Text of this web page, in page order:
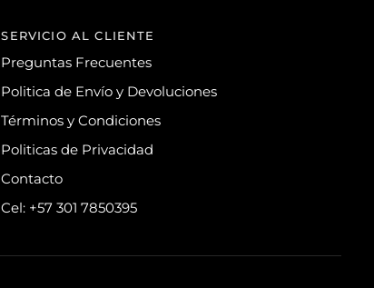
SERVICIO AL CLIENTE
Preguntas Frecuentes
Politica de Envío y Devoluciones
Términos y Condiciones
Politicas de Privacidad
Contacto
Cel: +57 301 7850395